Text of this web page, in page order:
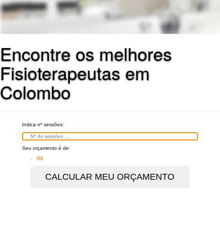
Encontre os melhores
Fisioterapeutas em
Colombo
Indica nº sessões:
Seu orçamento é de:
– R$